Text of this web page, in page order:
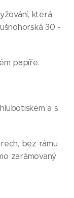
která
30 -
papíře.
a s
bez rámu
zarámovaný